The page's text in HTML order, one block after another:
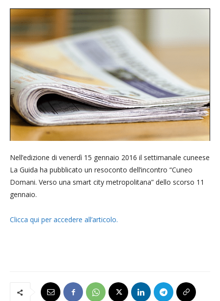
Nell’edizione di venerdì 15 gennaio 2016 il settimanale cuneese
La Guida ha pubblicato un resoconto dell’incontro “Cuneo
Domani. Verso una smart city metropolitana” dello scorso 11
gennaio.
Clicca qui per accedere all’articolo.